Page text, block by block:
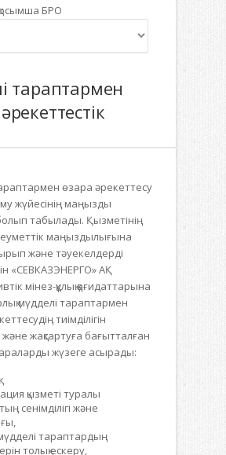
БРО
тараптармен
өзара әрекеттесу
жүйесінің маңызды
табылады. Қызметінің
маңыздылығына
және тәуекелдерді
«СЕВКАЗЭНЕРГО» АҚ
мінез-құлық қағидаттарына
мүдделі тараптармен
тиімділігін
жақсартуға бағытталған
жүзеге асырады:
қызметі туралы
сенімділігі және
тараптардың
толық ескеру,